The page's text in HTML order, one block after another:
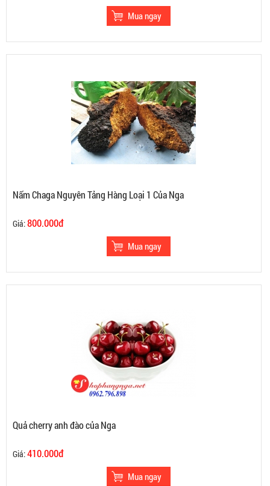
Nấm Chaga Nguyên Tảng Hàng Loại 1 Của Nga
Giá:800.000đ
Quả cherry anh đào của Nga
Giá:410.000đ